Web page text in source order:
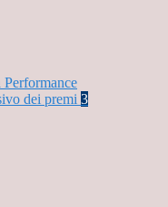
dei premi 3